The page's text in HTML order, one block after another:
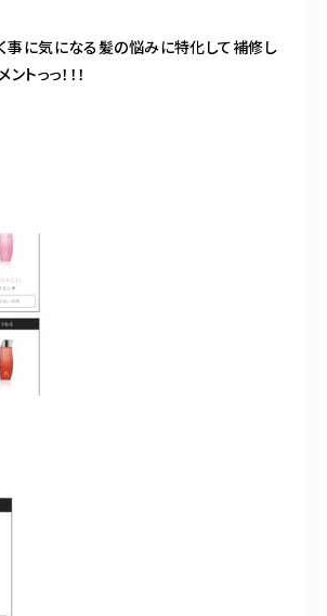
事に気になる髪の悩みに特化して補修し
トっっ！！！